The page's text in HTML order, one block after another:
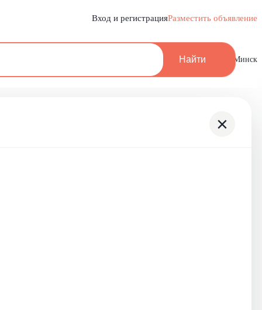
Вход и регистрацияРазместить объявление
Найти Минск
×